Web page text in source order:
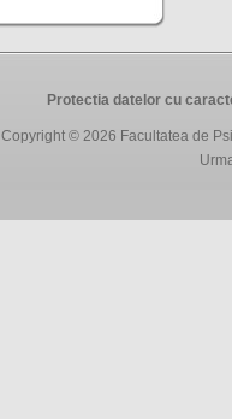
Protectia datelor cu
Copyright © 2026 Facultatea de